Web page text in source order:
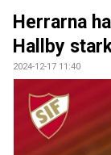
DOKUMENT
KONTAKT
Herrarna
Hallby
2024-12-17 11:40